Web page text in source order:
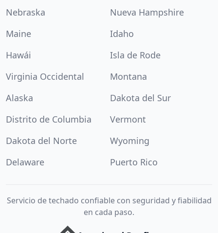
Nebraska
Nueva Hampshire
Maine
Idaho
Hawái
Isla de Rode
Virginia Occidental
Montana
Alaska
Dakota del Sur
Distrito de Columbia
Vermont
Dakota del Norte
Wyoming
Delaware
Puerto Rico
Servicio de techado confiable con seguridad y fiabilidad
en cada paso.